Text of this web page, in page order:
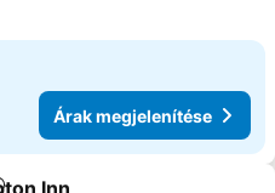
Árak megjelenítése
Inn